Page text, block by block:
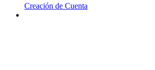
Creación de Cuenta